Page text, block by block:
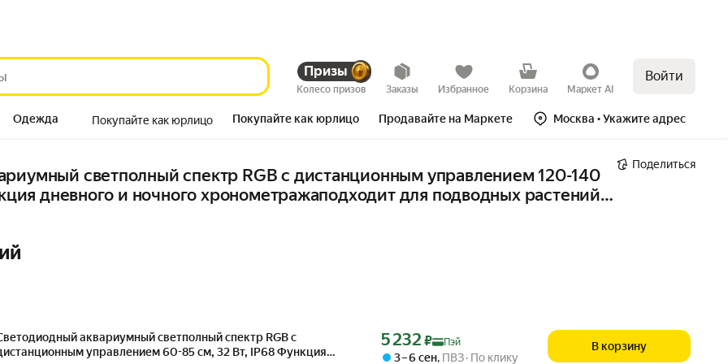
Призы
Колесо призов Заказы Избранное Корзина Маркет AI
Войти
Одежда Покупайте как юрлицо Покупайте как юрлицо Продавайте на Маркете Москва • Укажите адрес
светполный спектр RGB с дистанционным управлением 120-140
дневного и ночного хронометражаподходит для подводных растений,
Поделиться
аквариумный светполный спектр RGB с
управлением 60-85 см, 32 Вт, IP68 Функция
Цена с картой Яндекс Пэй 5232 ₽ вместо
5 232 ₽ Пэй
3 – 6 сен, ПВЗ По клику
В корзину